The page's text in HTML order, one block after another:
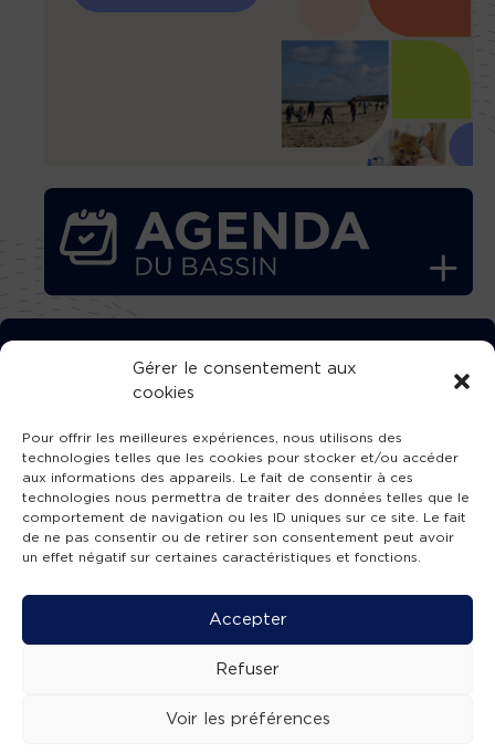
Gérer le consentement aux
cookies
Pour offrir les meilleures expériences, nous utilisons des
technologies telles que les cookies pour stocker et/ou accéder
aux informations des appareils. Le fait de consentir à ces
technologies nous permettra de traiter des données telles que le
comportement de navigation ou les ID uniques sur ce site. Le fait
de ne pas consentir ou de retirer son consentement peut avoir
un effet négatif sur certaines caractéristiques et fonctions.
Accepter
Refuser
Voir les préférences
TÉLÉCHARGEZ GRATUITEMENT
L’APPLICATION TVBA !
SUIVEZ-NOUS !
Mentions légales -Accessibilité